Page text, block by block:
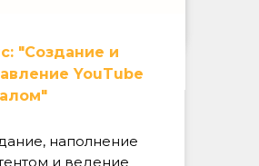
наполнение
и ведение
"Создание и
YouTube